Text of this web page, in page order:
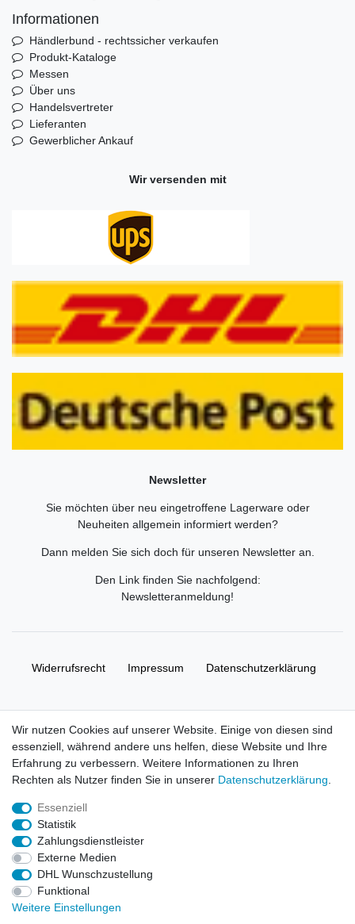
Informationen
Händlerbund - rechtssicher verkaufen
Produkt-Kataloge
Messen
Über uns
Handelsvertreter
Lieferanten
Gewerblicher Ankauf
Wir versenden mit
Newsletter
Sie möchten über neu eingetroffene Lagerware oder
Neuheiten allgemein informiert werden?
Dann melden Sie sich doch für unseren Newsletter an.
Den Link finden Sie nachfolgend:
Newsletteranmeldung!
Widerrufs­recht Impressum Daten­schutz­erklärung
© Copyright 2026 | Alle Rechte vorbehalten. HL-
Handelsgesellschaft mbH.
Alle Markennamen, Warenzeichen sowie sämtliche Produktbilder
und Beschreibungen sind Eigentum Ihrer rechtmäßigen
Eigentümer und dienen hier nur der Beschreibung.
Preise nur für registrierte Händler, ansonsten zeigt der Shop 0,00
€
Wir nutzen Cookies auf unserer Website. Einige von diesen sind
essenziell, während andere uns helfen, diese Website und Ihre
Erfahrung zu verbessern. Weitere Informationen zu Ihren
Rechten als Nutzer finden Sie in unserer Daten­schutz­erklärung
Essenziell
Statistik
Zahlungsdienstleister
Externe Medien
DHL Wunschzustellung
Funktional
Weitere Einstellungen